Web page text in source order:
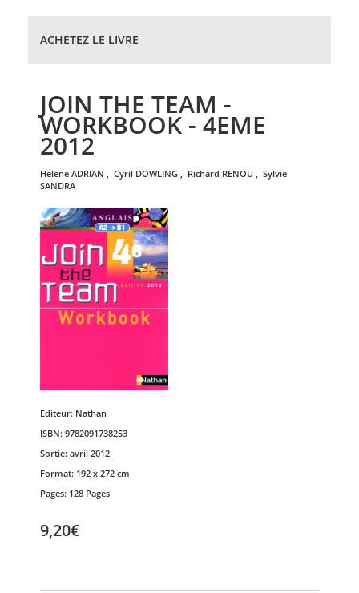
ACHETEZ LE LIVRE
JOIN THE TEAM -
WORKBOOK - 4EME
2012
helene ADRIAN , cyril DOWLING , richard RENOU ,
sylvie
SANDRA
Editeur: Nathan
ISBN: 9782091738253
Sortie: avril 2012
Format: 192 x 272 cm
Pages: 128 Pages
9,20€